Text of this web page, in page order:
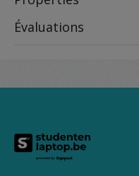
Évaluations